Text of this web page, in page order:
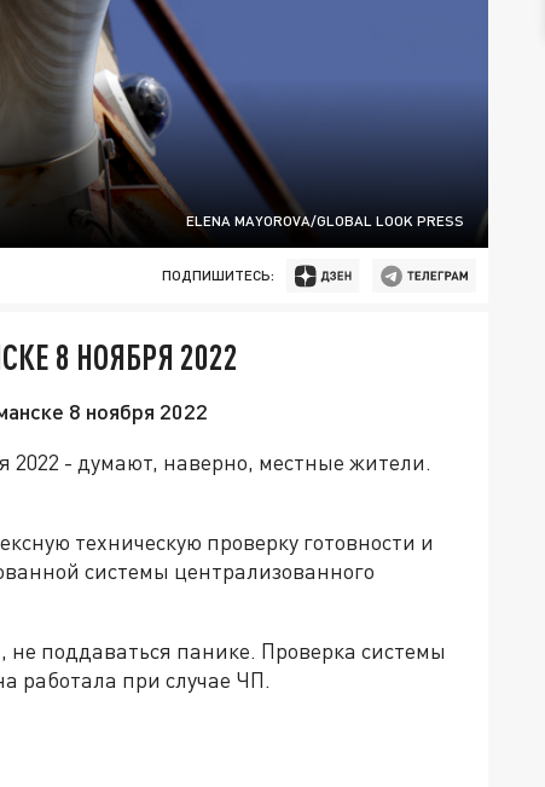
ELENA MAYOROVA/GLOBAL LOOK PRESS
ПОДПИШИТЕСЬ:
8 НОЯБРЯ 2022
8 ноября 2022
2022 - думают, наверно, местные жители.
техническую проверку готовности и
системы централизованного
поддаваться панике. Проверка системы
работала при случае ЧП.